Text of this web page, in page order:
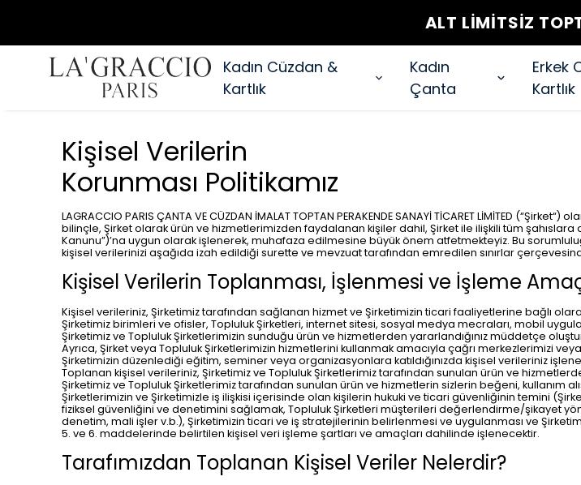
ALT LİMİTSİZ
Kadın Cüzdan &
Kartlık
Kadın
Çanta
Erkek
Kartlık
Kişisel Verilerin
Korunması Politikamız
LAGRACCIO PARIS ÇANTA VE CÜZDAN İMALAT TOPTAN PERAKENDE SANAYİ TİCARET LİMİTED
bilinçle, Şirket olarak ürün ve hizmetlerimizden faydalanan kişiler dahil, Şirket ile ilişkili tüm şahıslara
Kanunu”)’na uygun olarak işlenerek, muhafaza edilmesine büyük önem atfetmekteyiz. Bu
kişisel verilerinizi aşağıda izah edildiği surette ve mevzuat tarafından emredilen sınırlar
Kişisel Verilerin Toplanması, İşlenmesi ve İşleme
Kişisel verileriniz, Şirketimiz tarafından sağlanan hizmet ve Şirketimizin ticari faaliyetlerine bağlı
Şirketimiz birimleri ve ofisler, Topluluk Şirketleri, internet sitesi, sosyal medya mecraları, mobil
Şirketimiz ve Topluluk Şirketlerimizin sunduğu ürün ve hizmetlerden yararlandığınız müddetçe
Ayrıca, Şirket veya Topluluk Şirketlerimizin hizmetlerini kullanmak amacıyla çağrı merkezlerimizi
Şirketimizin düzenlediği eğitim, seminer veya organizasyonlara katıldığınızda kişisel verileriniz
Toplanan kişisel verileriniz, Şirketimiz ve Topluluk Şirketlerimiz tarafından sunulan ürün ve
Şirketimiz ve Topluluk Şirketlerimiz tarafından sunulan ürün ve hizmetlerin sizlerin beğeni, kullanım
Şirketlerimizin ve Şirketimizle iş ilişkisi içerisinde olan kişilerin hukuki ve ticari güvenliğinin temini
fiziksel güvenliğini ve denetimini sağlamak, Topluluk Şirketleri müşterileri değerlendirme/şikayet
denetim, mali işler v.b.), Şirketimizin ticari ve iş stratejilerinin belirlenmesi ve uygulanması ve
5. ve 6. maddelerinde belirtilen kişisel veri işleme şartları ve amaçları dahilinde işlenecektir.
Tarafımızdan Toplanan Kişisel Veriler Nelerdir?